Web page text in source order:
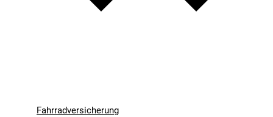
Fahrradversicherung